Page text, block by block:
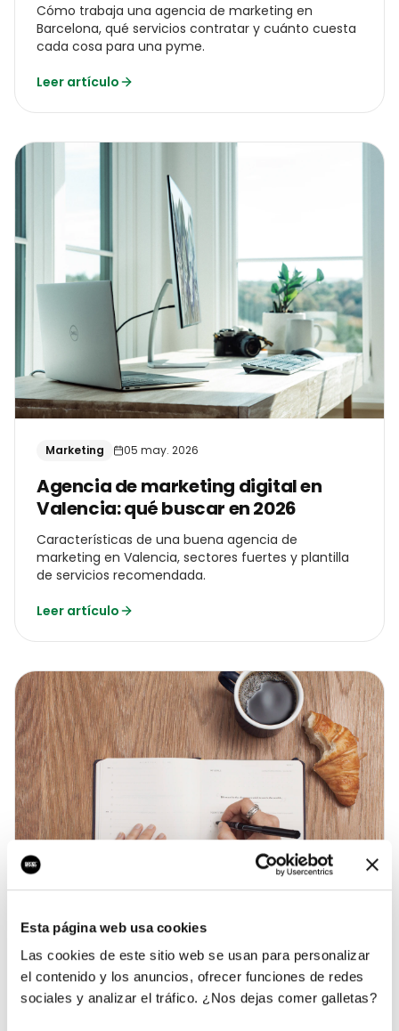
Esta página web usa cookies
Las cookies de este sitio web se usan para personalizar
el contenido y los anuncios, ofrecer funciones de redes
sociales y analizar el tráfico. ¿Nos dejas comer galletas?
Cómo trabaja una agencia de marketing en
Barcelona, qué servicios contratar y cuánto cuesta
cada cosa para una pyme.
Leer artículo
Marketing 05 may. 2026
Agencia de marketing digital en
Valencia: qué buscar en 2026
Características de una buena agencia de
marketing en Valencia, sectores fuertes y plantilla
de servicios recomendada.
Leer artículo
Recursos y tutoriales 22 abr. 2026